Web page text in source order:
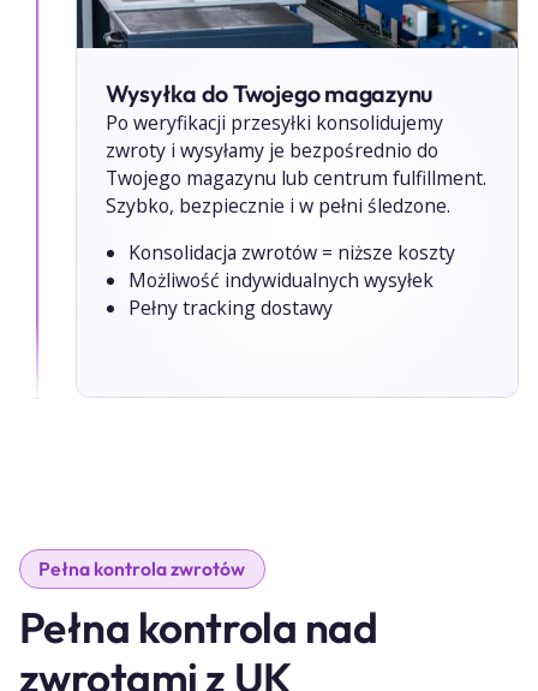
Wysyłka do Twojego magazynu
Po weryfikacji przesyłki konsolidujemy
zwroty i wysyłamy je bezpośrednio do
Twojego magazynu lub centrum fulfillment.
Szybko, bezpiecznie i w pełni śledzone.
Konsolidacja zwrotów = niższe koszty
Możliwość indywidualnych wysyłek
Pełny tracking dostawy
Pełna kontrola zwrotów
Pełna kontrola nad
zwrotami z UK